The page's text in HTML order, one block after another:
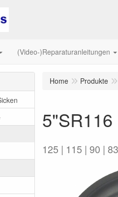
(Video-)Reparaturanleitungen
Home Produkte
125 | 115 | 90 |